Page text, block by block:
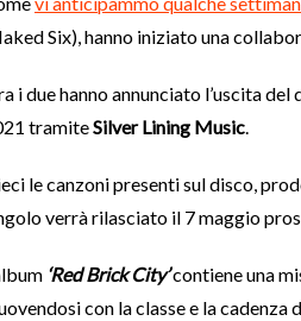
Six), hanno iniziato una
i due hanno annunciato l’uscita
tramiteSilver Lining Music.
le canzoni presenti sul disco,
verrà rilasciato il 7 maggio
‘Red Brick City’contiene una
con la classe e la